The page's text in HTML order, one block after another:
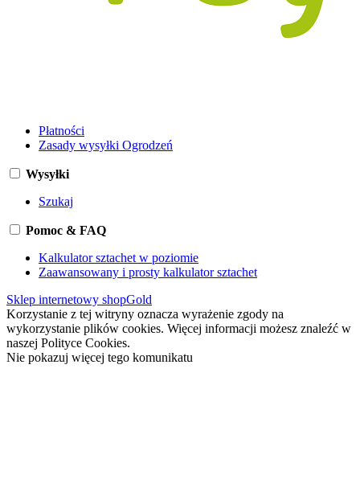
Płatności
Zasady wysyłki Ogrodzeń
Wysyłki
Szukaj
Pomoc & FAQ
Kalkulator sztachet w poziomie
Zaawansowany i prosty kalkulator sztachet
Sklep internetowy shopGold
Korzystanie z tej witryny oznacza wyrażenie zgody na
wykorzystanie plików cookies. Więcej informacji możesz znaleźć w
naszej Polityce Cookies.
Nie pokazuj więcej tego komunikatu